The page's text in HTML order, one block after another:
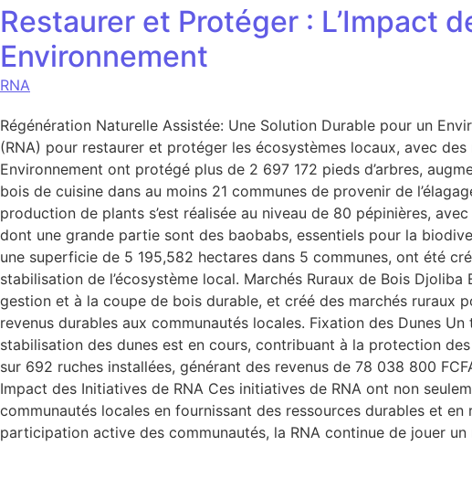
Restaurer et Protéger : L’Impact
Environnement
RNA
Régénération Naturelle Assistée: Une Solution Durable pour un
(RNA) pour restaurer et protéger les écosystèmes locaux, avec
Environnement ont protégé plus de 2 697 172 pieds d’arbres,
bois de cuisine dans au moins 21 communes de provenir de
production de plants s’est réalisée au niveau de 80 pépinières,
dont une grande partie sont des baobabs, essentiels pour la
une superficie de 5 195,582 hectares dans 5 communes, ont été
stabilisation de l’écosystème local. Marchés Ruraux de Bois
gestion et à la coupe de bois durable, et créé des marchés ruraux
revenus durables aux communautés locales. Fixation des Dunes
stabilisation des dunes est en cours, contribuant à la protection
sur 692 ruches installées, générant des revenus de 78 038 800
Impact des Initiatives de RNA Ces initiatives de RNA ont non
communautés locales en fournissant des ressources durables et
participation active des communautés, la RNA continue de jouer